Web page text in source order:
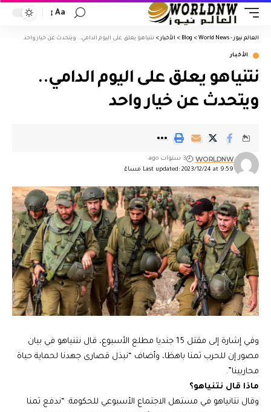
Aa
العالم نيوز - World News >
Blog
> الأخبار > نتنياهو يعلق على اليوم الدامي.. ويتحدث عن خيار واحد
الأخبار
نتنياهو يعلق على اليوم الدامي..
ويتحدث عن خيار واحد
Last updated: 2023/12/24 at 9:59 مساءً
WORLDNW 3 سنوات ago
وفي إشارة إلى مقتل 15 جنديا مطلع الأسبوع، قال نتنياهو في بيان
مصور إن للحرب ثمنا باهظا، وأضاف “نبذل قصارى جهدنا لحماية حياة
محاربينا”.
ماذا قال نتنياهو؟
وقال نتانياهو في مستهل الاجتماع الأسبوعي للحكومة: “ندفع ثمنا